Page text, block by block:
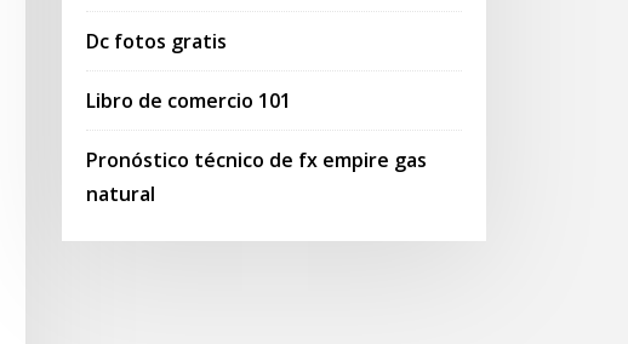
Dc fotos gratis
Libro de comercio 101
Pronóstico técnico de fx empire gas
natural